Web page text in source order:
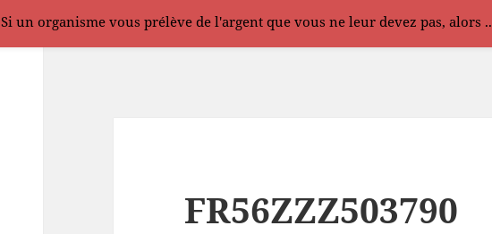
FR56ZZZ503790
Si un organisme vous prélève de l'argent que vous ne leur devez pas, alors ..